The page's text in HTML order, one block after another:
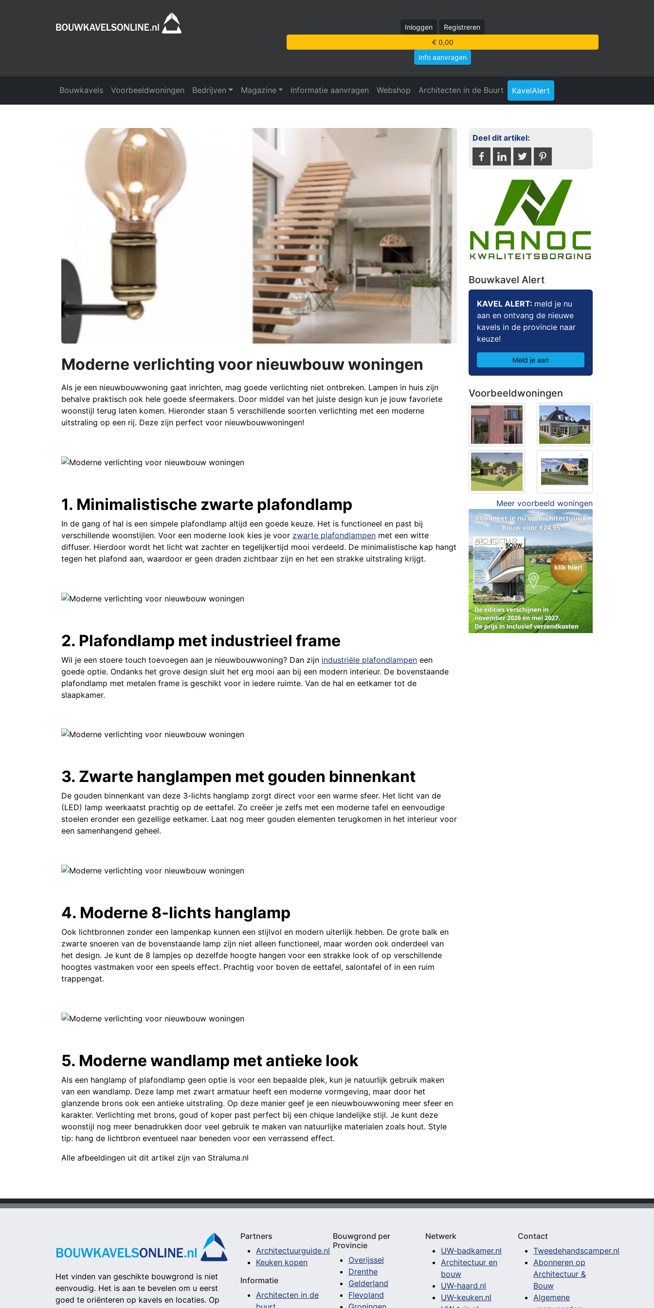
Inloggen
Registreren
€ 0,00
Info aanvragen
Bouwkavels Voorbeeldwoningen Bedrijven Magazine Informatie aanvragen Webshop Architecten in de Buurt KavelAlert
Moderne verlichting voor nieuwbouw woningen
Als je een nieuwbouwwoning gaat inrichten, mag goede verlichting niet ontbreken. Lampen in huis zijn
behalve praktisch ook hele goede sfeermakers. Door middel van het juiste design kun je jouw favoriete
woonstijl terug laten komen. Hieronder staan 5 verschillende soorten verlichting met een moderne
uitstraling op een rij. Deze zijn perfect voor nieuwbouwwoningen!
1. Minimalistische zwarte plafondlamp
In de gang of hal is een simpele plafondlamp altijd een goede keuze. Het is functioneel en past bij
verschillende woonstijlen. Voor een moderne look kies je voor zwarte plafondlampen met een witte
diffuser. Hierdoor wordt het licht wat zachter en tegelijkertijd mooi verdeeld. De minimalistische kap hangt
tegen het plafond aan, waardoor er geen draden zichtbaar zijn en het een strakke uitstraling krijgt.
2. Plafondlamp met industrieel frame
Wil je een stoere touch toevoegen aan je nieuwbouwwoning? Dan zijn industriële plafondlampen een
goede optie. Ondanks het grove design sluit het erg mooi aan bij een modern interieur. De bovenstaande
plafondlamp met metalen frame is geschikt voor in iedere ruimte. Van de hal en eetkamer tot de
slaapkamer.
3. Zwarte hanglampen met gouden binnenkant
De gouden binnenkant van deze 3-lichts hanglamp zorgt direct voor een warme sfeer. Het licht van de
(LED) lamp weerkaatst prachtig op de eettafel. Zo creëer je zelfs met een moderne tafel en eenvoudige
stoelen eronder een gezellige eetkamer. Laat nog meer gouden elementen terugkomen in het interieur voor
een samenhangend geheel.
4. Moderne 8-lichts hanglamp
Ook lichtbronnen zonder een lampenkap kunnen een stijlvol en modern uiterlijk hebben. De grote balk en
zwarte snoeren van de bovenstaande lamp zijn niet alleen functioneel, maar worden ook onderdeel van
het design. Je kunt de 8 lampjes op dezelfde hoogte hangen voor een strakke look of op verschillende
hoogtes vastmaken voor een speels effect. Prachtig voor boven de eettafel, salontafel of in een ruim
trappengat.
5. Moderne wandlamp met antieke look
Als een hanglamp of plafondlamp geen optie is voor een bepaalde plek, kun je natuurlijk gebruik maken
van een wandlamp. Deze lamp met zwart armatuur heeft een moderne vormgeving, maar door het
glanzende brons ook een antieke uitstraling. Op deze manier geef je een nieuwbouwwoning meer sfeer en
karakter. Verlichting met brons, goud of koper past perfect bij een chique landelijke stijl. Je kunt deze
woonstijl nog meer benadrukken door veel gebruik te maken van natuurlijke materialen zoals hout. Style
tip: hang de lichtbron eventueel naar beneden voor een verrassend effect.
Alle afbeeldingen uit dit artikel zijn van Straluma.nl
Deel dit artikel:
Bouwkavel Alert
KAVEL ALERT: meld je nu
aan en ontvang de nieuwe
kavels in de provincie naar
keuze!
Meld je aan
Voorbeeldwoningen
Meer voorbeeld woningen
Het vinden van geschikte bouwgrond is niet
eenvoudig. Het is aan te bevelen om u eerst
goed te oriënteren op kavels en locaties. Op
Partners
Architectuurguide.nl
Keuken kopen
Informatie
Architecten in de
Bouwgrond per
Provincie
Overijssel
Drenthe
Gelderland
Flevoland
Netwerk
UW-badkamer.nl
Architectuur en
bouw
UW-haard.nl
UW-keuken.nl
Contact
Tweedehandscamper.nl
Abonneren op
Architectuur &
Bouw
Algemene